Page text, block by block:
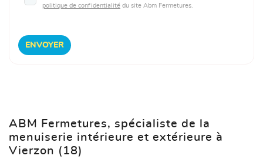
politique de confidentialité du site Abm Fermetures
ENVOYER
ABM Fermetures, spécialiste de la
menuiserie intérieure et extérieure à
Vierzon (18)